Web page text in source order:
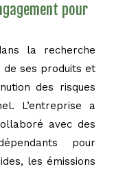
pour
la recherche
ses produits et
des risques
L’entreprise a
avec des
pour
les émissions